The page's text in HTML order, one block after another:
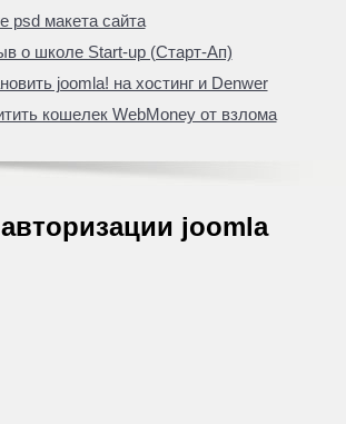
psd макета сайта
о школе Start-up (Старт-Ап)
joomla! на хостинг и Denwer
кошелек WebMoney от взлома
joomla